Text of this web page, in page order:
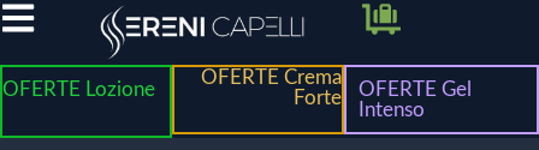
OFERTE Lozione
OFERTE Crema
Forte
OFERTE Gel
Intenso